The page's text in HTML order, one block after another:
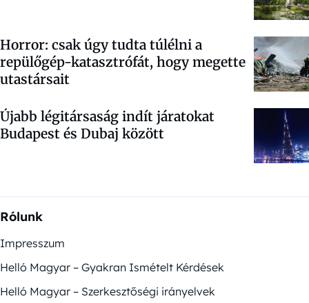
Horror: csak úgy tudta túlélni a
repülőgép-katasztrófát, hogy megette
utastársait
Újabb légitársaság indít járatokat
Budapest és Dubaj között
Rólunk
Impresszum
Helló Magyar – Gyakran Ismételt Kérdések
Helló Magyar – Szerkesztőségi irányelvek